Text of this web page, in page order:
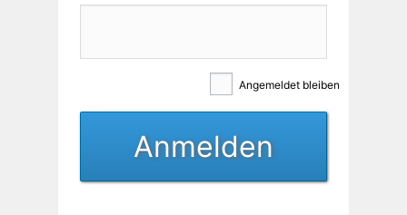
Angemeldet bleiben